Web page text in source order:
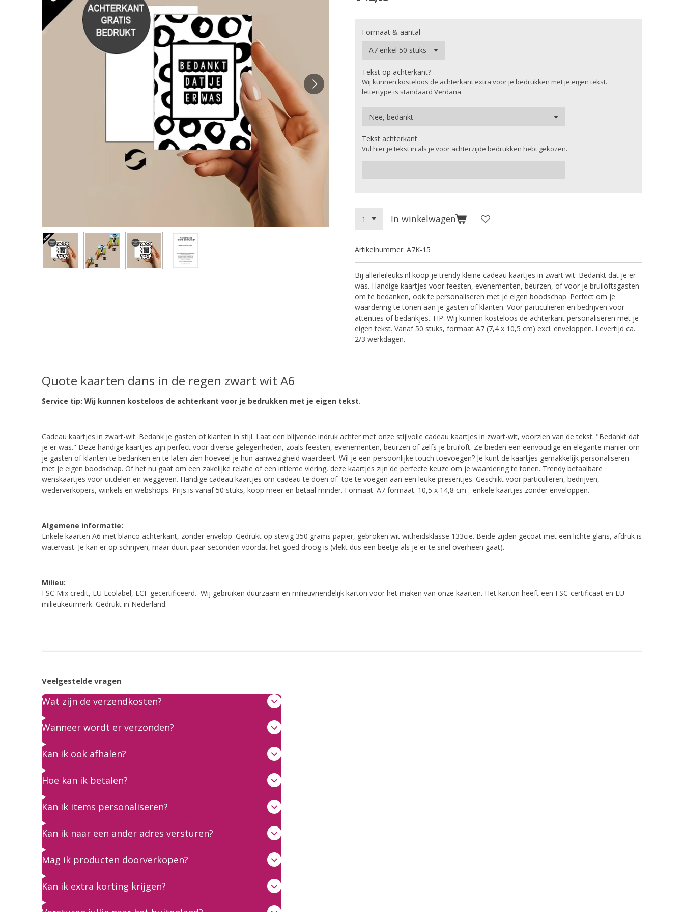
Formaat & aantal
Tekst op achterkant?
Wij kunnen kosteloos de achterkant extra voor je bedrukken met je eigen tekst.
lettertype is standaard Verdana.
Tekst achterkant
Vul hier je tekst in als je voor achterzijde bedrukken hebt gekozen.
In winkelwagen
Artikelnummer: A7K-15
Bij allerleileuks.nl koop je trendy kleine cadeau kaartjes in zwart wit: Bedankt dat je er
was. Handige kaartjes voor feesten, evenementen, beurzen, of voor je bruiloftsgasten
om te bedanken, ook te personaliseren met je eigen boodschap. Perfect om je
waardering te tonen aan je gasten of klanten. Voor particulieren en bedrijven voor
attenties of bedankjes. TIP: Wij kunnen kosteloos de achterkant personaliseren met je
eigen tekst. Vanaf 50 stuks, formaat A7 (7,4 x 10,5 cm) excl. enveloppen. Levertijd ca.
2/3 werkdagen.
Quote kaarten dans in de regen zwart wit A6
Service tip: Wij kunnen kosteloos de achterkant voor je bedrukken met je eigen tekst.
Cadeau kaartjes in zwart-wit: Bedank je gasten of klanten in stijl. Laat een blijvende indruk achter met onze stijlvolle cadeau kaartjes in zwart-wit, voorzien van de tekst: "Bedankt dat
je er was." Deze handige kaartjes zijn perfect voor diverse gelegenheden, zoals feesten, evenementen, beurzen of zelfs je bruiloft. Ze bieden een eenvoudige en elegante manier om
je gasten of klanten te bedanken en te laten zien hoeveel je hun aanwezigheid waardeert. Wil je een persoonlijke touch toevoegen? Je kunt de kaartjes gemakkelijk personaliseren
met je eigen boodschap. Of het nu gaat om een zakelijke relatie of een intieme viering, deze kaartjes zijn de perfecte keuze om je waardering te tonen. Trendy betaalbare
wenskaartjes voor uitdelen en weggeven. Handige cadeau kaartjes om cadeau te doen of toe te voegen aan een leuke presentjes. Geschikt voor particulieren, bedrijven,
wederverkopers, winkels en webshops. Prijs is vanaf 50 stuks, koop meer en betaal minder. Formaat: A7 formaat. 10,5 x 14,8 cm - enkele kaartjes zonder enveloppen.
Algemene informatie:
Enkele kaarten A6 met blanco achterkant, zonder envelop. Gedrukt op stevig 350 grams papier, gebroken wit witheidsklasse 133cie. Beide zijden gecoat met een lichte glans, afdruk is
watervast. Je kan er op schrijven, maar duurt paar seconden voordat het goed droog is (vlekt dus een beetje als je er te snel overheen gaat).
Milieu:
FSC Mix credit, EU Ecolabel, ECF gecertificeerd. Wij gebruiken duurzaam en milieuvriendelijk karton voor het maken van onze kaarten. Het karton heeft een FSC-certificaat en EU-
milieukeurmerk. Gedrukt in Nederland.
Veelgestelde vragen
Wat zijn de verzendkosten?
Wanneer wordt er verzonden?
Kan ik ook afhalen?
Hoe kan ik betalen?
Kan ik items personaliseren?
Kan ik naar een ander adres versturen?
Mag ik producten doorverkopen?
Kan ik extra korting krijgen?